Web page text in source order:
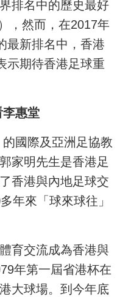
排名中的歷史最好
，然而，在2017年
最新排名中，香港
示期待香港足球重
李惠堂
國際及亞洲足協教
家明先生是香港足
香港與內地足球交
年來「球來球往」
育交流成為香港與
年第一屆省港杯在
大球場。到今年底